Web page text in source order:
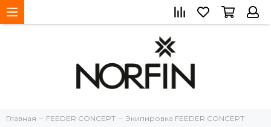
Главная FEEDER CONCEPT Экипировка FEEDER CONCEPT